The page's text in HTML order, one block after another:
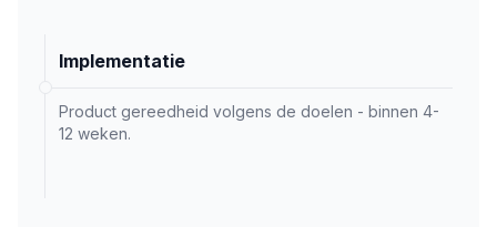
Implementatie
Product gereedheid volgens de doelen - binnen 4-
12 weken.